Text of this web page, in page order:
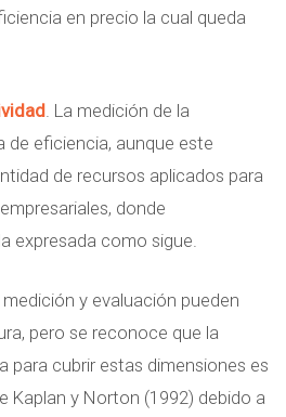
en precio la cual queda
. La medición de la
de eficiencia, aunque este
de recursos aplicados para
donde
expresada como sigue.
y evaluación pueden
pero se reconoce que la
para cubrir estas dimensiones es
Kaplan y Norton (1992) debido a